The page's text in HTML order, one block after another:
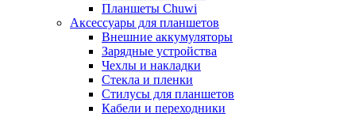
Планшеты Chuwi
Аксессуары для планшетов
Внешние аккумуляторы
Зарядные устройства
Чехлы и накладки
Стекла и пленки
Стилусы для планшетов
Кабели и переходники